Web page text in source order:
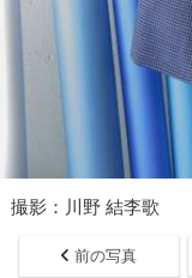
撮影：川野 結李歌
前の写真